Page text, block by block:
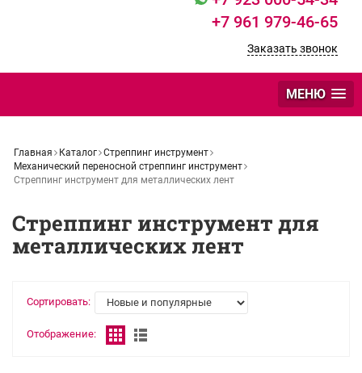
+7 961 979-46-65
Заказать звонок
МЕНЮ
Главная Каталог Стреппинг инструмент
Механический переносной стреппинг инструмент
Стреппинг инструмент для металлических лент
Стреппинг инструмент для
металлических лент
Сортировать:
Отображение: